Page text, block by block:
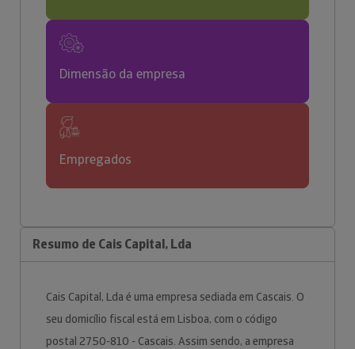
Dimensão da empresa
Empregados
Resumo de Cais Capital, Lda
Cais Capital, Lda é uma empresa sediada em Cascais. O
seu domicílio fiscal está em Lisboa, com o código
postal 2750-810 - Cascais. Assim sendo, a empresa